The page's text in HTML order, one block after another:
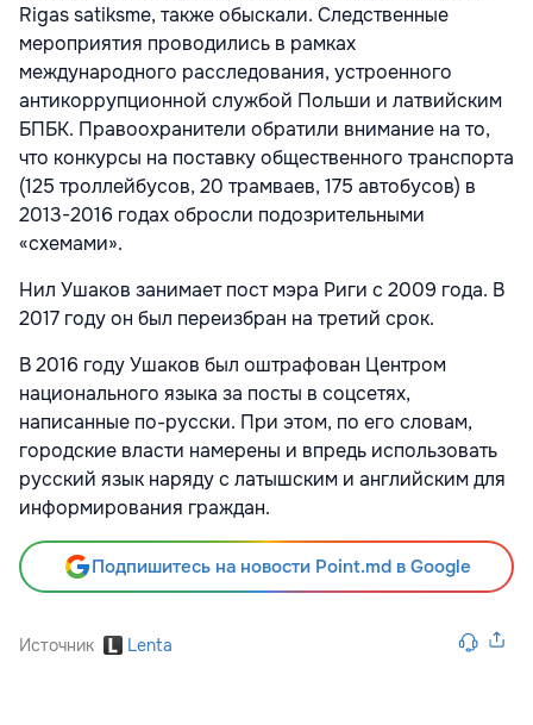
Rigas satiksme, также обыскали. Следственные
мероприятия проводились в рамках
международного расследования, устроенного
антикоррупционной службой Польши и латвийским
БПБК. Правоохранители обратили внимание на то,
что конкурсы на поставку общественного транспорта
(125 троллейбусов, 20 трамваев, 175 автобусов) в
2013-2016 годах обросли подозрительными
«схемами».
Нил Ушаков занимает пост мэра Риги с 2009 года. В
2017 году он был переизбран на третий срок.
В 2016 году Ушаков был оштрафован Центром
национального языка за посты в соцсетях,
написанные по-русски. При этом, по его словам,
городские власти намерены и впредь использовать
русский язык наряду с латышским и английским для
информирования граждан.
Подпишитесь на новости Point.md в Google
Источник Lenta